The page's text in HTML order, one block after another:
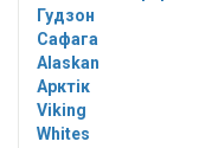
Гудзон
Сафага
Alaskan
Арктік
Viking
Whites